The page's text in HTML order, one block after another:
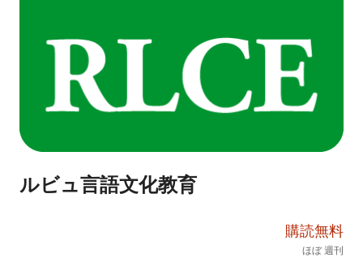
ルビュ言語文化教育
購読無料
ほぼ 週刊